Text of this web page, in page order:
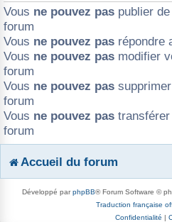
Vous ne pouvez pas publier
forum
Vous ne pouvez pas répondre
Vous ne pouvez pas modifier
forum
Vous ne pouvez pas
forum
Vous ne pouvez pas
forum
Accueil du forum
Développé parphpBB® Forum Software ©
Traduction française
Confidentialité |